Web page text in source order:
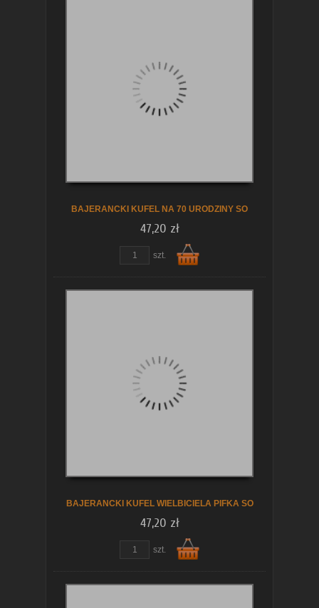
BAJERANCKI KUFEL NA 70 URODZINY SO
47,20 zł
szt.
BAJERANCKI KUFEL WIELBICIELA PIFKA SO
47,20 zł
szt.